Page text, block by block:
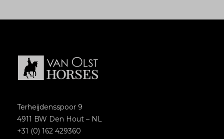
Terheijdensspoor 9
4911 BW Den Hout – NL
+31 (0) 162 429360